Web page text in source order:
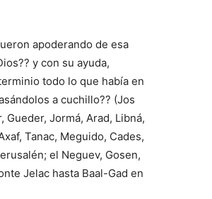
apoderando de esa
y con su ayuda,
todo lo que había en
a cuchillo?? (Jos
Gueder, Jormá, Arad, Libná,
Tanac, Meguido, Cades,
el Neguev, Gosen,
Jelac hasta Baal-Gad en